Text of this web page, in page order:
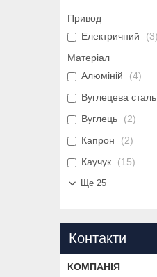
Привод
Електричний
3
Матеріал
Алюміній
4
Вуглецева сталь
Вуглець
2
Капрон
2
Каучук
15
Ще 25
Контакти